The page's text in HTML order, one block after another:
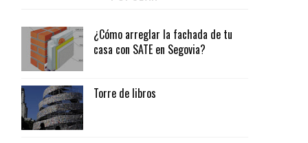
¿Cómo arreglar la fachada de tu
casa con SATE en Segovia?
Torre de libros